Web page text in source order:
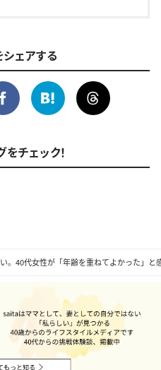
。40代女性が「年齢を重ねてよかった」と
ェアする
チェック！